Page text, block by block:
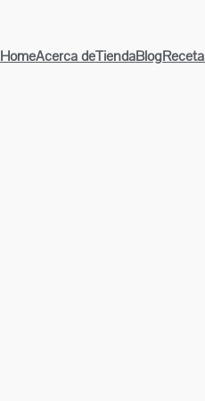
HomeAcerca deTiendaBlog